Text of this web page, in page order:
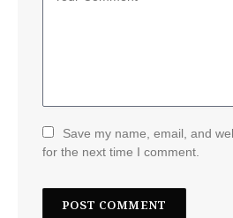
Save my name, email, and
for the next time I comment.